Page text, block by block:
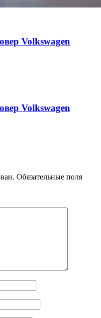
Volkswagen
Volkswagen
Обязательные поля